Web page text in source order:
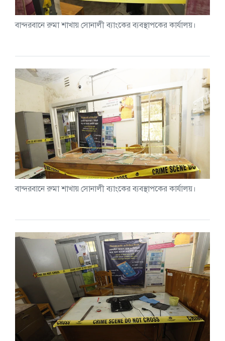
বান্দরবানে রুমা শাখায় সোনালী ব্যাংকের ব্যবস্থাপকের কার্যালয়।
বান্দরবানে রুমা শাখায় সোনালী ব্যাংকের ব্যবস্থাপকের কার্যালয়।